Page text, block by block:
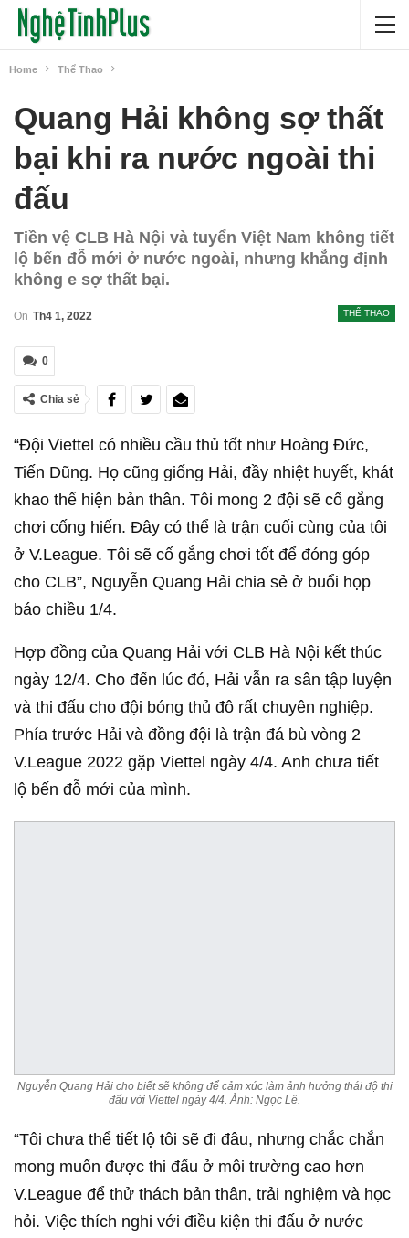
Home Thể Thao
Quang Hải không sợ thất
bại khi ra nước ngoài thi
đấu
Tiền vệ CLB Hà Nội và tuyển Việt Nam không tiết
lộ bến đỗ mới ở nước ngoài, nhưng khẳng định
không e sợ thất bại.
THỂ THAO
On Th4 1, 2022
0
Chia sẻ
“Đội Viettel có nhiều cầu thủ tốt như Hoàng Đức,
Tiến Dũng. Họ cũng giống Hải, đầy nhiệt huyết, khát
khao thể hiện bản thân. Tôi mong 2 đội sẽ cố gắng
chơi cống hiến. Đây có thể là trận cuối cùng của tôi
ở V.League. Tôi sẽ cố gắng chơi tốt để đóng góp
cho CLB”, Nguyễn Quang Hải chia sẻ ở buổi họp
báo chiều 1/4.
Hợp đồng của Quang Hải với CLB Hà Nội kết thúc
ngày 12/4. Cho đến lúc đó, Hải vẫn ra sân tập luyện
và thi đấu cho đội bóng thủ đô rất chuyên nghiệp.
Phía trước Hải và đồng đội là trận đá bù vòng 2
V.League 2022 gặp Viettel ngày 4/4. Anh chưa tiết
lộ bến đỗ mới của mình.
Nguyễn Quang Hải cho biết sẽ không để cảm xúc làm ảnh hưởng thái độ thi
đấu với Viettel ngày 4/4. Ảnh: Ngọc Lê.
“Tôi chưa thể tiết lộ tôi sẽ đi đâu, nhưng chắc chắn
mong muốn được thi đấu ở môi trường cao hơn
V.League để thử thách bản thân, trải nghiệm và học
hỏi. Việc thích nghi với điều kiện thi đấu ở nước